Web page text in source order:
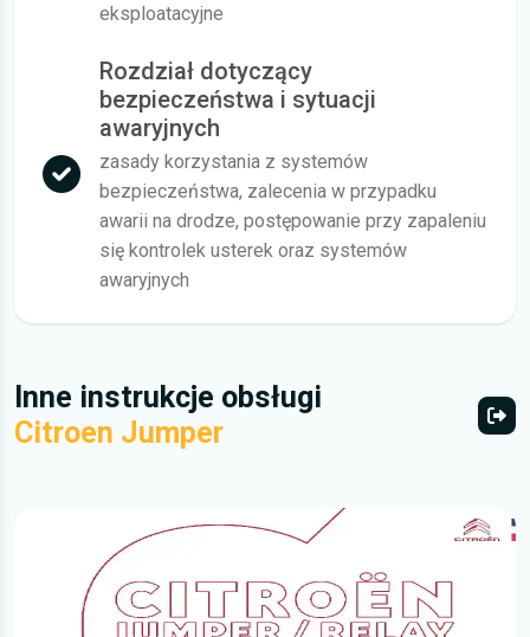
eksploatacyjne
Rozdział dotyczący
bezpieczeństwa i sytuacji
awaryjnych
zasady korzystania z systemów
bezpieczeństwa, zalecenia w przypadku
awarii na drodze, postępowanie przy zapaleniu
się kontrolek usterek oraz systemów
awaryjnych
Inne instrukcje obsługi
Citroen Jumper